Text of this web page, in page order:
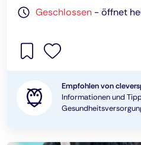
Geschlossen -öffnet
Empfohlen von
Informationen und